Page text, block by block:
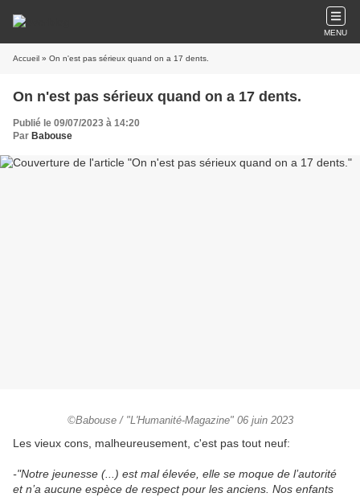
MENU
Accueil » On n'est pas sérieux quand on a 17 dents.
On n'est pas sérieux quand on a 17 dents.
Publié le 09/07/2023 à 14:20
Par Babouse
©Babouse / "L'Humanité-Magazine" 06 juin 2023
Les vieux cons, malheureusement, c'est pas tout neuf:
-"Notre jeunesse (...) est mal élevée, elle se moque de l’autorité
et n’a aucune espèce de respect pour les anciens. Nos enfants